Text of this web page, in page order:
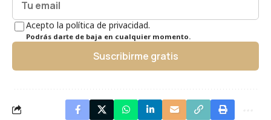
Acepto la política de privacidad.
Podrás darte de baja en cualquier momento.
Suscribirme gratis